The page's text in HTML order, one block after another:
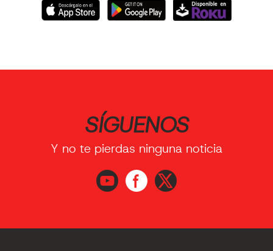
SÍGUENOS
Y no te pierdas ninguna noticia